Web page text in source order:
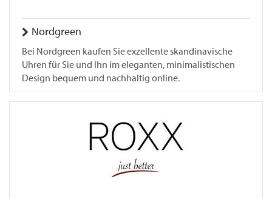
Nordgreen
Bei Nordgreen kaufen Sie exzellente skandinavische
Uhren für Sie und Ihn im eleganten, minimalistischen
Design bequem und nachhaltig online.